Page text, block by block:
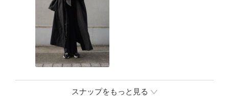
スナップをもっと見る